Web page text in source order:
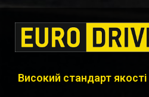
Високий стандарт якості